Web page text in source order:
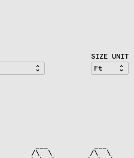
SIZE UNIT
/\  \         /\  \